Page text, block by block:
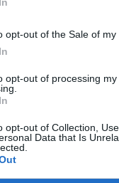
opt-out of the Sale of my
opt-out of processing
opt-out of Collection,
Data that Is
28.000 ευρώ,
ευρώ,